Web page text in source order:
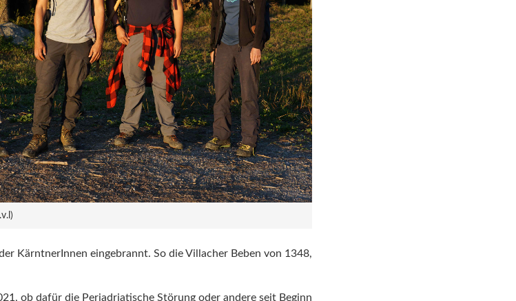
KärntnerInnen eingebrannt. So die Villacher Beben von 1348,
ob dafür die Periadriatische Störung oder andere seit Beginn